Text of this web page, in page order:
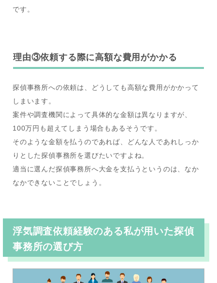
です。
理由③依頼する際に高額な費用がかかる
探偵事務所への依頼は、どうしても高額な費用がかかって
しまいます。
案件や調査機関によって具体的な金額は異なりますが、
100万円も超えてしまう場合もあるそうです。
そのような金額を払うのであれば、どんな人であれしっか
りとした探偵事務所を選びたいですよね。
適当に選んだ探偵事務所へ大金を支払うというのは、なか
なかできないことでしょう。
浮気調査依頼経験のある私が用いた探偵
事務所の選び方